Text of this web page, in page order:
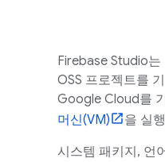
Firebase Studio는
OSS 프로젝트를
Google Cloud를
머신(VM)
을 실
시스템 패키지, 언